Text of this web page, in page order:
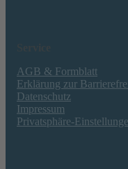
AGB & Formblatt
Erklärung zur
Datenschutz
Impressum
Privatsphäre-